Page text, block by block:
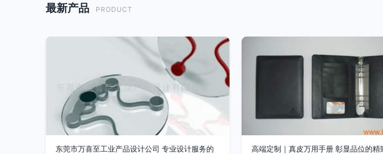
最新产品 PRODUCT
东莞市万喜至工业产品设计公司 专业设计服务的
高端定制｜真皮万用手册 彰显品位的精